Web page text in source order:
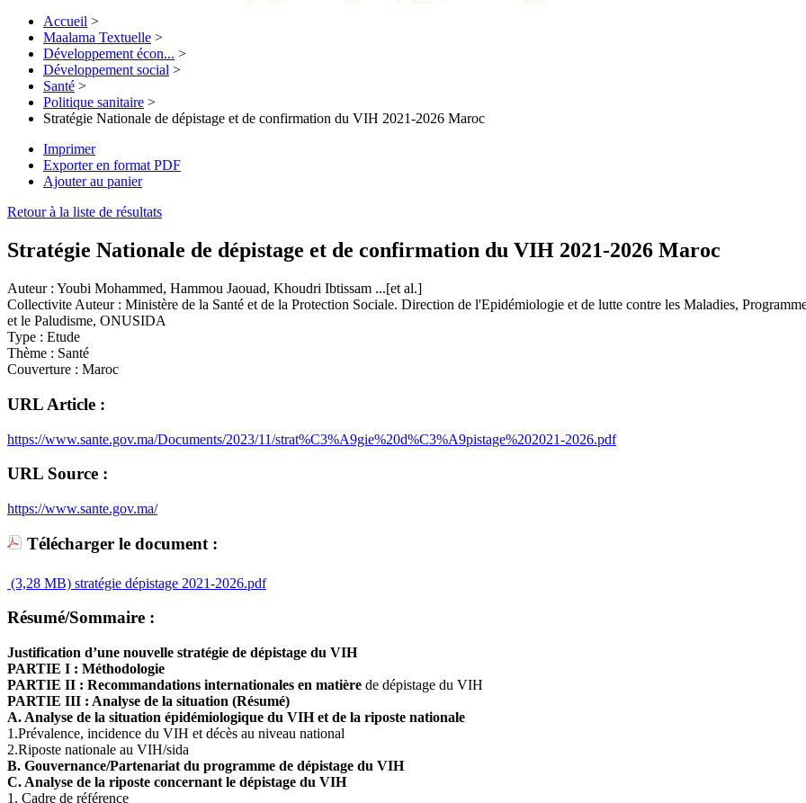
Accueil >
Maalama Textuelle >
Développement écon... >
Développement social >
Santé >
Politique sanitaire >
Stratégie Nationale de dépistage et de confirmation du VIH 2021-2026 Maroc
Imprimer
Exporter en format PDF
Ajouter au panier
Retour à la liste de résultats
Stratégie Nationale de dépistage et de confirmation du VIH 2021-2026 Maroc
Auteur : Youbi Mohammed, Hammou Jaouad, Khoudri Ibtissam ...[et al.]
Collectivite Auteur : Ministère de la Santé et de la Protection Sociale. Direction de l'Epidémiologie et de lutte contre les Maladies,
et le Paludisme, ONUSIDA
Type : Etude
Thème : Santé
Couverture : Maroc
URL Article :
https://www.sante.gov.ma/Documents/2023/11/strat%C3%A9gie%20d%C3%A9pistage%202021-2026.pdf
URL Source :
https://www.sante.gov.ma/
Télécharger le document :
(3,28 MB) stratégie dépistage 2021-2026.pdf
Résumé/Sommaire :
Justification d’une nouvelle stratégie de dépistage du VIH
PARTIE I : Méthodologie
PARTIE II : Recommandations internationales en matière de dépistage du VIH
PARTIE III : Analyse de la situation (Résumé)
A. Analyse de la situation épidémiologique du VIH et de la riposte nationale
1.Prévalence, incidence du VIH et décès au niveau national
2.Riposte nationale au VIH/sida
B. Gouvernance/Partenariat du programme de dépistage du VIH
C. Analyse de la riposte concernant le dépistage du VIH
1. Cadre de référence